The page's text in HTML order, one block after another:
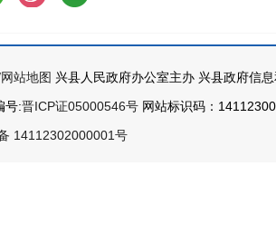
网站地图 兴县人民政府办公室主办 兴县政府信
号:晋ICP证05000546号 网站标识码：
14112302000001号